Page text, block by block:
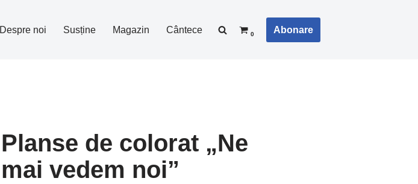
Despre noi Susține Magazin Cântece 0 Abonare
Planse de colorat „Ne
mai vedem noi”